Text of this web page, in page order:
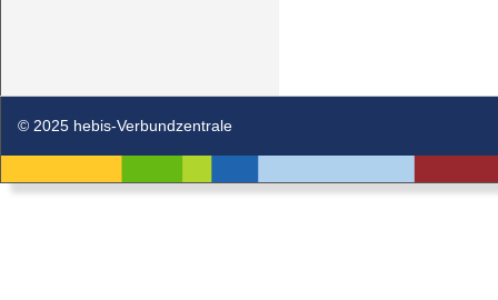
© 2025 hebis-Verbundzentrale